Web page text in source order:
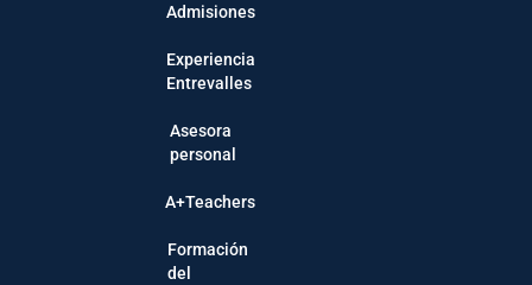
Admisiones
Experiencia
Entrevalles
Asesora
personal
A+Teachers
Formación
del